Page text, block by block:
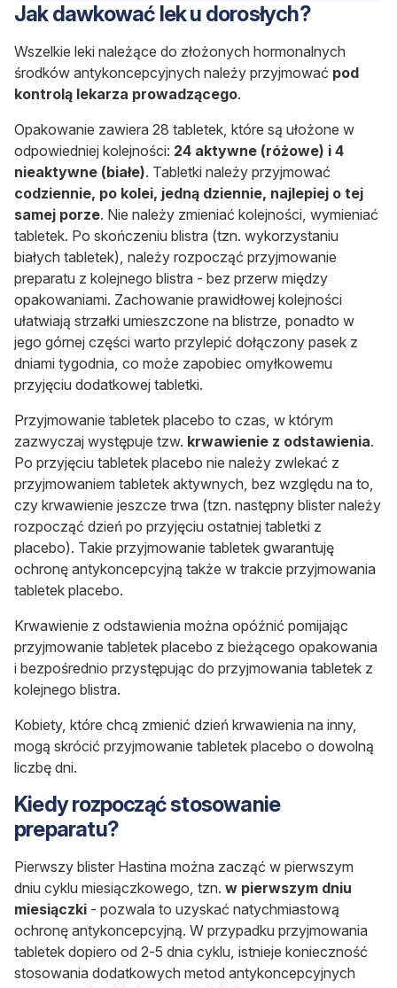
Jak dawkować lek u dorosłych?
Wszelkie leki należące do złożonych hormonalnych
środków antykoncepcyjnych należy przyjmować pod
kontrolą lekarza prowadzącego.
Opakowanie zawiera 28 tabletek, które są ułożone w
odpowiedniej kolejności: 24 aktywne (różowe) i 4
nieaktywne (białe). Tabletki należy przyjmować
codziennie, po kolei, jedną dziennie, najlepiej o tej
samej porze. Nie należy zmieniać kolejności, wymieniać
tabletek. Po skończeniu blistra (tzn. wykorzystaniu
białych tabletek), należy rozpocząć przyjmowanie
preparatu z kolejnego blistra - bez przerw między
opakowaniami. Zachowanie prawidłowej kolejności
ułatwiają strzałki umieszczone na blistrze, ponadto w
jego górnej części warto przylepić dołączony pasek z
dniami tygodnia, co może zapobiec omyłkowemu
przyjęciu dodatkowej tabletki.
Przyjmowanie tabletek placebo to czas, w którym
zazwyczaj występuje tzw. krwawienie z odstawienia.
Po przyjęciu tabletek placebo nie należy zwlekać z
przyjmowaniem tabletek aktywnych, bez względu na to,
czy krwawienie jeszcze trwa (tzn. następny blister należy
rozpocząć dzień po przyjęciu ostatniej tabletki z
placebo). Takie przyjmowanie tabletek gwarantuję
ochronę antykoncepcyjną także w trakcie przyjmowania
tabletek placebo.
Krwawienie z odstawienia można opóźnić pomijając
przyjmowanie tabletek placebo z bieżącego opakowania
i bezpośrednio przystępując do przyjmowania tabletek z
kolejnego blistra.
Kobiety, które chcą zmienić dzień krwawienia na inny,
mogą skrócić przyjmowanie tabletek placebo o dowolną
liczbę dni.
Kiedy rozpocząć stosowanie
preparatu?
Pierwszy blister Hastina można zacząć w pierwszym
dniu cyklu miesiączkowego, tzn. w pierwszym dniu
miesiączki - pozwala to uzyskać natychmiastową
ochronę antykoncepcyjną. W przypadku przyjmowania
tabletek dopiero od 2-5 dnia cyklu, istnieje konieczność
stosowania dodatkowych metod antykoncepcyjnych